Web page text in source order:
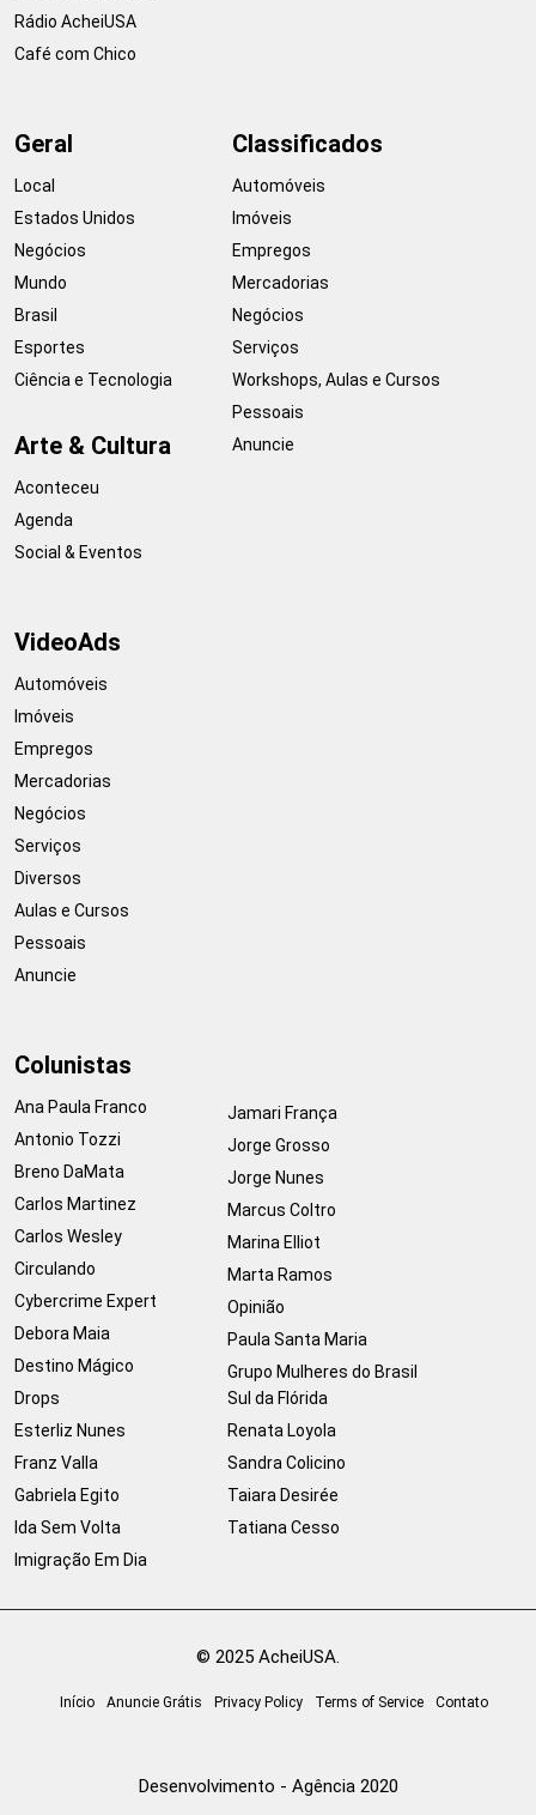
Rádio AcheiUSA
Café com Chico
Geral
Local
Estados Unidos
Negócios
Mundo
Brasil
Esportes
Ciência e Tecnologia
Arte & Cultura
Aconteceu
Agenda
Social & Eventos
Classificados
Automóveis
Imóveis
Empregos
Mercadorias
Negócios
Serviços
Workshops, Aulas e Cursos
Pessoais
Anuncie
VideoAds
Automóveis
Imóveis
Empregos
Mercadorias
Negócios
Serviços
Diversos
Aulas e Cursos
Pessoais
Anuncie
Colunistas
Ana Paula Franco
Antonio Tozzi
Breno DaMata
Carlos Martinez
Carlos Wesley
Circulando
Cybercrime Expert
Debora Maia
Destino Mágico
Drops
Esterliz Nunes
Franz Valla
Gabriela Egito
Ida Sem Volta
Imigração Em Dia
Jamari França
Jorge Grosso
Jorge Nunes
Marcus Coltro
Marina Elliot
Marta Ramos
Opinião
Paula Santa Maria
Grupo Mulheres do Brasil
Sul da Flórida
Renata Loyola
Sandra Colicino
Taiara Desirée
Tatiana Cesso
© 2025 AcheiUSA.
Início Anuncie Grátis Privacy Policy Terms of Service Contato
Desenvolvimento - Agência 2020